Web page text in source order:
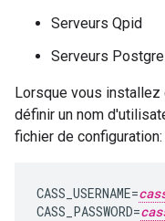
Serveurs Qpid
Serveurs
Lorsque vous
définir un nom
fichier de configuration:
CASS_USERNAME=
CASS_PASSWORD=